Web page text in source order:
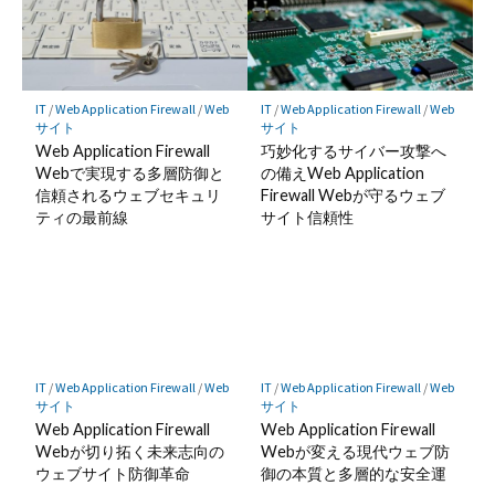
IT/Web Application Firewall/Web
サイト
Web Application Firewall
Webで実現する多層防御と
信頼されるウェブセキュリ
ティの最前線
IT/Web Application Firewall/Web
サイト
巧妙化するサイバー攻撃へ
の備えWeb Application
Firewall Webが守るウェブ
サイト信頼性
IT/Web Application Firewall/Web
サイト
Web Application Firewall
Webが切り拓く未来志向の
ウェブサイト防御革命
IT/Web Application Firewall/Web
サイト
Web Application Firewall
Webが変える現代ウェブ防
御の本質と多層的な安全運